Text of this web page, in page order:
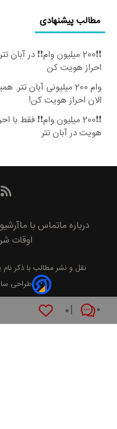
۰ ۰
مطالب پیشنهادی
❗❗200 میلیون وام❗❗ در آبان تتر
احراز هویت کن
وام 200 میلیونی آبان تتر.
الان احراز هویت کن!
❗❗200 میلیون وام❗❗ فقط با
هویت در آبان تتر
درباره ماتماس با ماآرشیو
اوقات
نقل و نشر مطالب با ذکر نام
طراحی